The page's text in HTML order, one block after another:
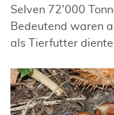
Selven 72'000
Bedeutend waren
als Tierfutter